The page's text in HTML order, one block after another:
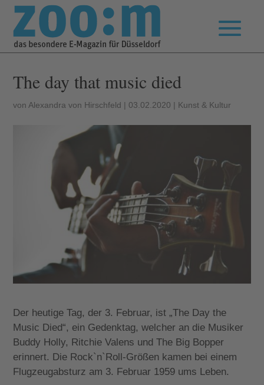
The day that music died
von Alexandra von Hirschfeld | 03.02.2020 | Kunst & Kultur
Der heutige Tag, der 3. Februar, ist „The Day the
Music Died“, ein Gedenktag, welcher an die Musiker
Buddy Holly, Ritchie Valens und The Big Bopper
erinnert. Die Rock`n`Roll-Größen kamen bei einem
Flugzeugabsturz am 3. Februar 1959 ums Leben.